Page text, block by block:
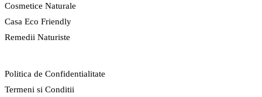
Cosmetice Naturale
Casa Eco Friendly
Remedii Naturiste
Politica de Confidentialitate
Termeni si Conditii